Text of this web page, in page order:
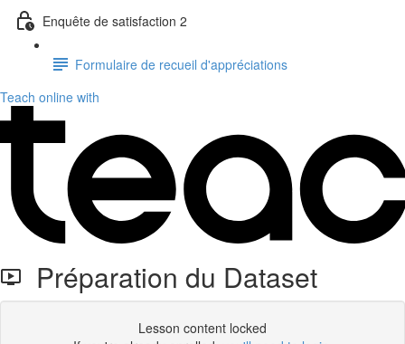
Enquête de satisfaction 2
Formulaire de recueil d'appréciations
Teach online with
Préparation du Dataset
Lesson content locked